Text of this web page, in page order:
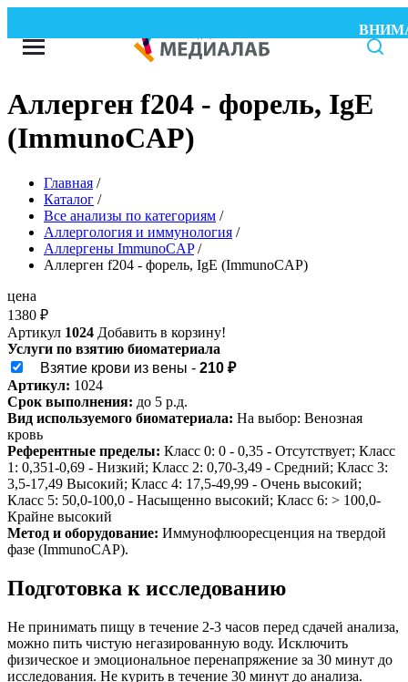
Аллерген f204 - форель, IgE
(ImmunoCAP)
Главная /
Каталог /
Все анализы по категориям /
Аллергология и иммунология /
Аллергены ImmunoCAP /
Аллерген f204 - форель, IgE (ImmunoCAP)
цена
1380 ₽
Артикул 1024 Добавить в корзину!
Услуги по взятию биоматериала
Взятие крови из вены - 210 ₽
Артикул: 1024
Срок выполнения: до 5 р.д.
Вид используемого биоматериала: На выбор: Венозная
кровь
Референтные пределы: Класс 0: 0 - 0,35 - Отсутствует; Класс
1: 0,351-0,69 - Низкий; Класс 2: 0,70-3,49 - Средний; Класс 3:
3,5-17,49 Высокий; Класс 4: 17,5-49,99 - Очень высокий;
Класс 5: 50,0-100,0 - Насыщенно высокий; Класс 6: > 100,0-
Крайне высокий
Метод и оборудование: Иммунофлюоресценция на твердой
фазе (ImmunoCAP).
Подготовка к исследованию
Не принимать пищу в течение 2-3 часов перед сдачей анализа,
можно пить чистую негазированную воду. Исключить
физическое и эмоциональное перенапряжение за 30 минут до
исследования. Не курить в течение 30 минут до анализа.